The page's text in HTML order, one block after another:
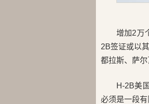
增加2万
2B签证或以
都拉斯、萨尔
H-2B美
必须是一段